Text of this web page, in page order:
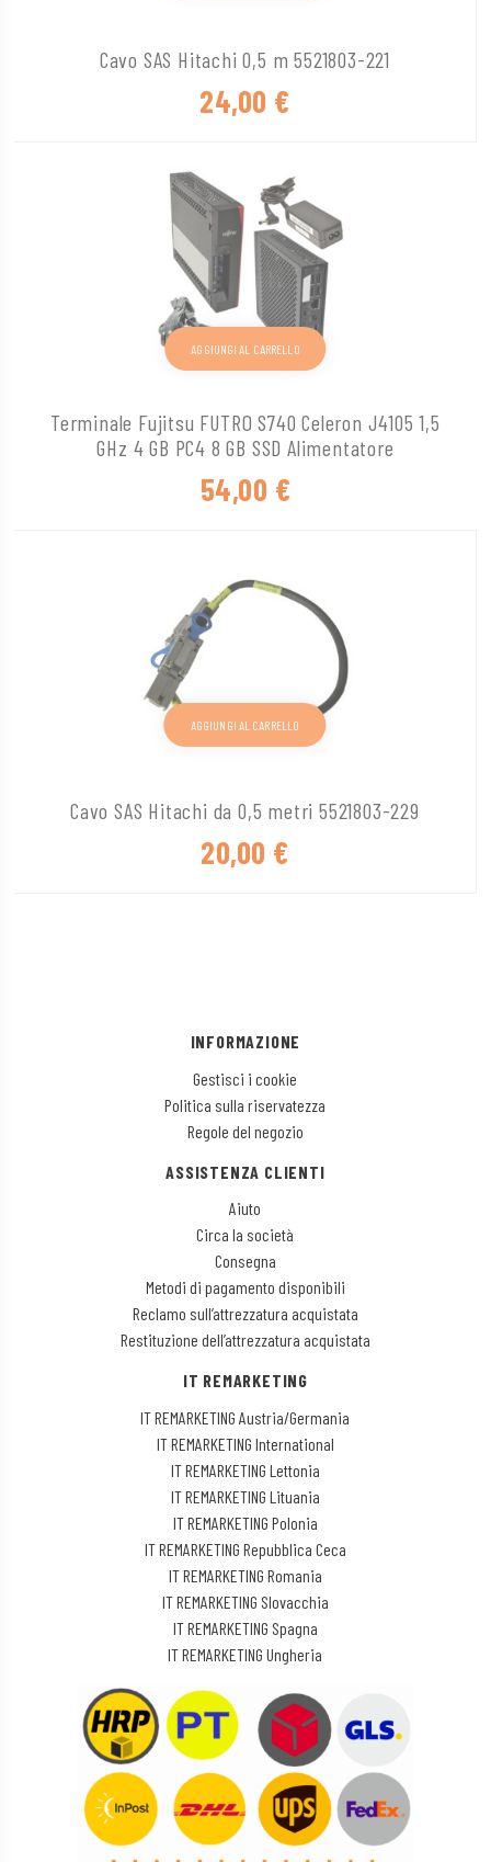
Cavo SAS Hitachi 0,5 m 5521803-221
24,00 €
Terminale Fujitsu FUTRO S740 Celeron J4105 1,5
GHz 4 GB PC4 8 GB SSD Alimentatore
54,00 €
AGGIUNGI AL CARRELLO
Cavo SAS Hitachi da 0,5 metri 5521803-229
20,00 €
AGGIUNGI AL CARRELLO
INFORMAZIONE
Gestisci i cookie
Politica sulla riservatezza
Regole del negozio
ASSISTENZA CLIENTI
Aiuto
Circa la società
Consegna
Metodi di pagamento disponibili
Reclamo sull’attrezzatura acquistata
Restituzione dell’attrezzatura acquistata
IT REMARKETING
IT REMARKETING Austria/Germania
IT REMARKETING International
IT REMARKETING Lettonia
IT REMARKETING Lituania
IT REMARKETING Polonia
IT REMARKETING Repubblica Ceca
IT REMARKETING Romania
IT REMARKETING Slovacchia
IT REMARKETING Spagna
IT REMARKETING Ungheria